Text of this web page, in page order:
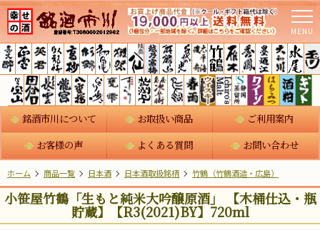
MENU
銘酒市川について お取扱い商品
ご利用案内
お客様の声
よくある質問 お問い合わせ
ホーム 商品一覧 日本酒 日本酒取扱銘柄 竹鶴（竹鶴酒造・広島）
小笹屋竹鶴「生もと純米大吟醸原酒」 【木桶仕込・瓶
貯蔵】【R3(2021)BY】720ml